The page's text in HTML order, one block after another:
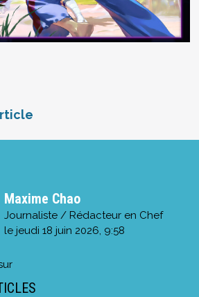
Maxime Chao
Journaliste / Rédacteur en Chef
le jeudi 18 juin 2026, 9:58